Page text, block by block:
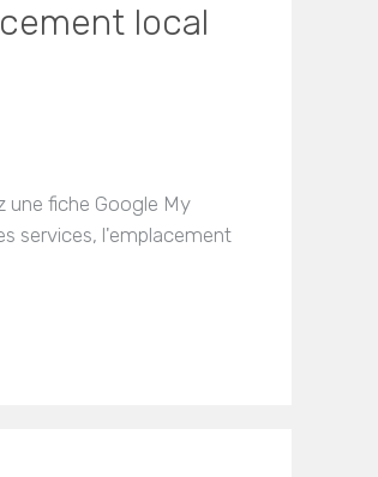
local
une fiche Google My
services, l'emplacement